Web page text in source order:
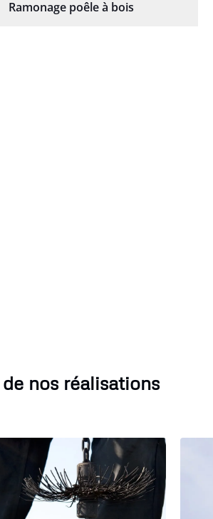
Ramonage poêle à bois
nos réalisations